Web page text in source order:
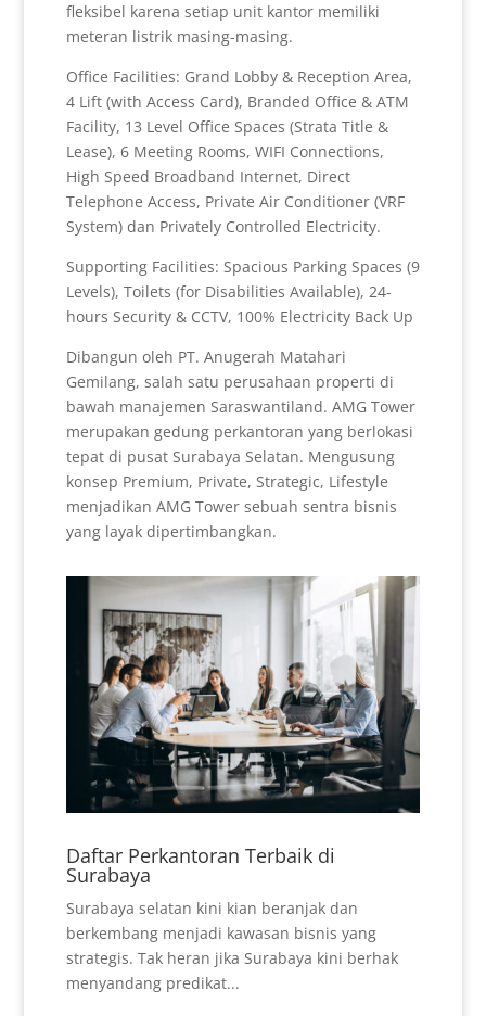
fleksibel karena setiap unit kantor memiliki
meteran listrik masing-masing.
Office Facilities: Grand Lobby & Reception Area,
4 Lift (with Access Card), Branded Office & ATM
Facility, 13 Level Office Spaces (Strata Title &
Lease), 6 Meeting Rooms, WIFI Connections,
High Speed Broadband Internet, Direct
Telephone Access, Private Air Conditioner (VRF
System) dan Privately Controlled Electricity.
Supporting Facilities: Spacious Parking Spaces (9
Levels), Toilets (for Disabilities Available), 24-
hours Security & CCTV, 100% Electricity Back Up
Dibangun oleh PT. Anugerah Matahari
Gemilang, salah satu perusahaan properti di
bawah manajemen Saraswantiland. AMG Tower
merupakan gedung perkantoran yang berlokasi
tepat di pusat Surabaya Selatan. Mengusung
konsep Premium, Private, Strategic, Lifestyle
menjadikan AMG Tower sebuah sentra bisnis
yang layak dipertimbangkan.
Daftar Perkantoran Terbaik di
Surabaya
Surabaya selatan kini kian beranjak dan
berkembang menjadi kawasan bisnis yang
strategis. Tak heran jika Surabaya kini berhak
menyandang predikat...